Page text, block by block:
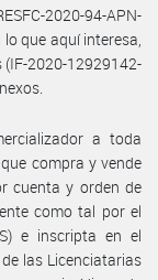
2020-94-APN-
lo que aquí interesa,
(IF-2020-12929142-
a toda
compra y vende
cuenta y orden de
como tal por el
e inscripta en el
las Licenciatarias